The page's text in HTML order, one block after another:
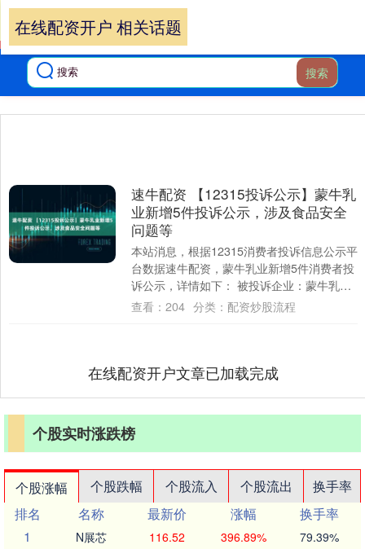
搜索
在线配资开户 相关话题
速牛配资 【12315投诉公示】蒙牛乳
业新增5件投诉公示，涉及食品安全
问题等
本站消息，根据12315消费者投诉信息公示平
台数据速牛配资，蒙牛乳业新增5件消费者投
诉公示，详情如下： 被投诉企业：蒙牛乳业
（齐齐哈尔）有限公司投诉基本信息：2....
查看： 204 分类： 配资炒股流程
在线配资开户文章已加载完成
个股实时涨跌榜
个股涨幅 个股跌幅 个股流入 个股流出
换手率
排名
名称 最新价 涨幅
换手率
1
N展芯 116.52 396.89% 79.39%